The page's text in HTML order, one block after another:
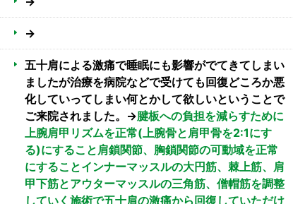
→
五十肩による激痛で睡眠にも影響がでてきてしまい
ましたが治療を病院などで受けても回復どころか悪
化していってしまい何とかして欲しいということで
ご来院されました。→腱板への負担を減らすために
上腕肩甲リズムを正常(上腕骨と肩甲骨を2:1にす
る)にすること肩鎖関節、胸鎖関節の可動域を正常
にすることインナーマッスルの大円筋、棘上筋、肩
甲下筋とアウターマッスルの三角筋、僧帽筋を調整
していく施術で五十肩の激痛から回復していただけ